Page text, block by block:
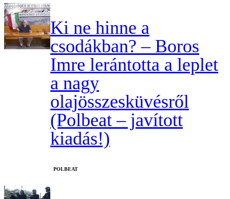
Ki ne hinne a
csodákban? – Boros
Imre lerántotta a leplet
a nagy
olajösszesküvésről
(Polbeat – javított
kiadás!)
‎POLBEAT